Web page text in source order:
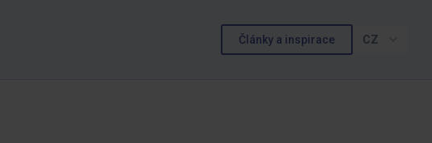
Články a inspirace CZ